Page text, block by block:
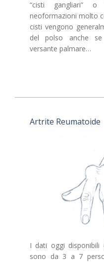
“cisti gangliari” o
neoformazioni molto
cisti vengono
del polso anche
versante palmare…
Artrite Reumatoide
I dati oggi
sono da 3 a 7